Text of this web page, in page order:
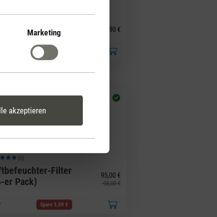
Marketing
akzeptieren
Pin Yellow
7,90 €
Bewertung von 5 von 5 Sternen
(0)
Filter
er Pack)
95,00 €
98,00 €
Spare 3,00 €